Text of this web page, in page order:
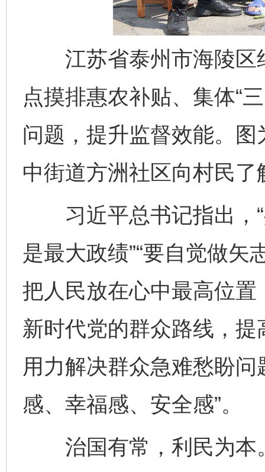
江苏省泰州市海陵区
点摸排惠农补贴、集体“
问题，提升监督效能。
中街道方洲社区向村民
习近平总书记指出，“
是最大政绩”“要自觉做
把人民放在心中最高位
新时代党的群众路线，
用力解决群众急难愁盼
感、幸福感、安全感”。
治国有常，利民为本